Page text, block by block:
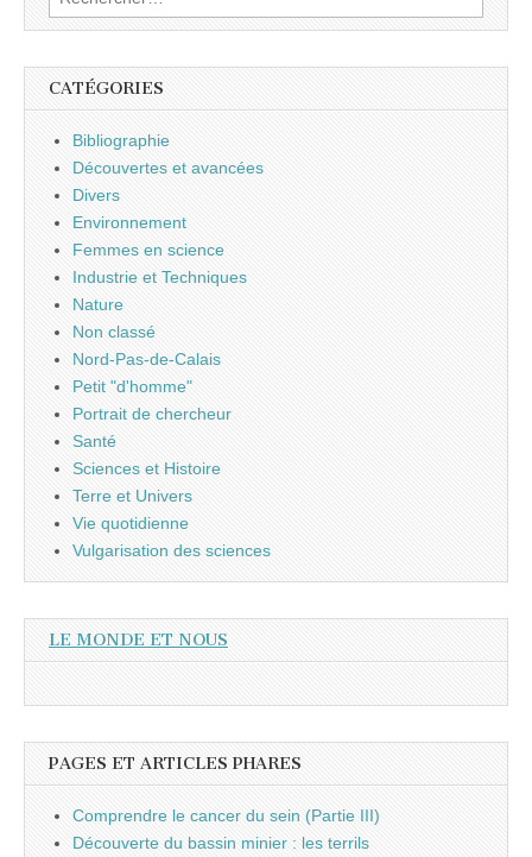
CATÉGORIES
Bibliographie
Découvertes et avancées
Divers
Environnement
Femmes en science
Industrie et Techniques
Nature
Non classé
Nord-Pas-de-Calais
Petit "d'homme"
Portrait de chercheur
Santé
Sciences et Histoire
Terre et Univers
Vie quotidienne
Vulgarisation des sciences
LE MONDE ET NOUS
PAGES ET ARTICLES PHARES
Comprendre le cancer du sein (Partie III)
Découverte du bassin minier : les terrils